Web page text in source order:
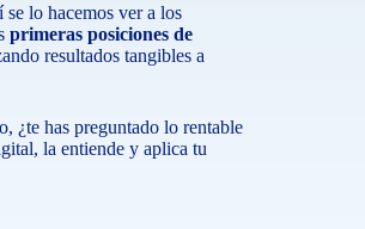
lo hacemos ver a los
primeras posiciones de
resultados tangibles a
¿te has preguntado lo rentable
la entiende y aplica tu